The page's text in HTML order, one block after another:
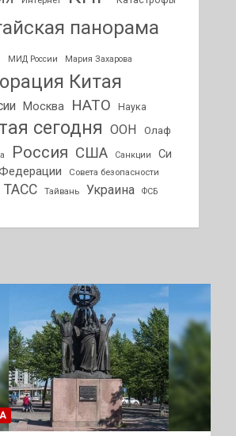
панорама
МИД России Мария Захарова
Китая
Москва НАТО Наука
сегодня ООН
Олаф
Россия США Санкции
Си
Совета безопасности
ТАСС Тайвань Украина ФСБ